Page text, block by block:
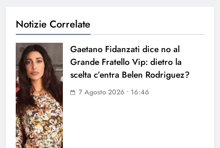
Notizie Correlate
Gaetano Fidanzati dice no al
Grande Fratello Vip: dietro la
scelta c’entra Belen Rodriguez?
7 Agosto 2026 • 16:46